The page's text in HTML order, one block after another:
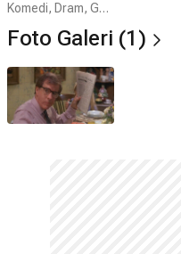
Komedi, Dram, Gerilim
Foto Galeri (1)